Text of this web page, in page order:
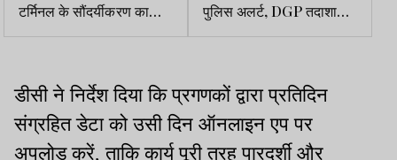
टर्मिनल के सौंदर्यीकरण का
शिलान्यास, वार्ड 16 में विकास
पुलिस अलर्ट, DGP तदाशा
मिश्रा ने सभी जिलों को दिए
डीसी ने निर्देश दिया कि प्रगणकों द्वारा प्रतिदिन
संग्रहित डेटा को उसी दिन ऑनलाइन एप पर
अपलोड करें, ताकि कार्य पूरी तरह पारदर्शी और